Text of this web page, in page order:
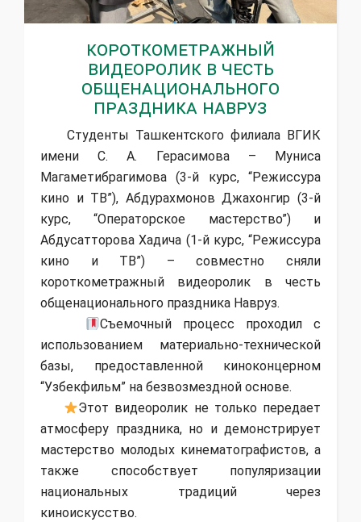
Короткометражный
видеоролик в честь
общенационального
праздника Навруз
Студенты Ташкентского филиала ВГИК
имени С. А. Герасимова – Муниса
Магаметибрагимова (3-й курс, “Режиссура
кино и ТВ”), Абдурахмонов Джахонгир (3-й
курс, “Операторское мастерство”) и
Абдусатторова Хадича (1-й курс, “Режиссура
кино и ТВ”) – совместно сняли
короткометражный видеоролик в честь
общенационального праздника Навруз.
Съемочный процесс проходил с
использованием материально-технической
базы, предоставленной киноконцерном
“Узбекфильм” на безвозмездной основе.
Этот видеоролик не только передает
атмосферу праздника, но и демонстрирует
мастерство молодых кинематографистов, а
также способствует популяризации
национальных традиций через
киноискусство.